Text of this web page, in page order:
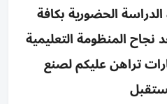
الحضورية بكافة
المنظومة التعليمية
تراهن عليكم لصنع